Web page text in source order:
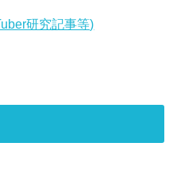
研究記事等)